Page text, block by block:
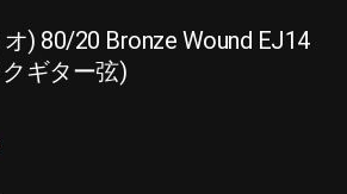
) 80/20 Bronze Wound EJ14
ギター弦)